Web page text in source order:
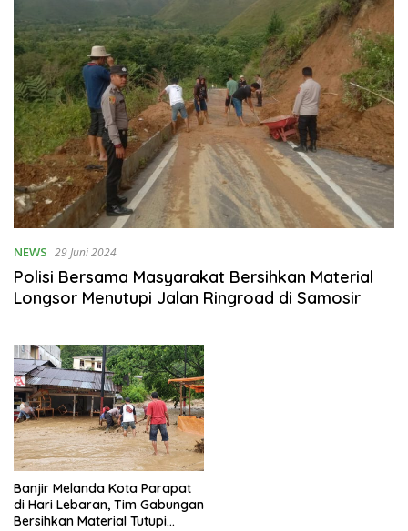
NEWS 29 Juni 2024
Polisi Bersama Masyarakat Bersihkan Material
Longsor Menutupi Jalan Ringroad di Samosir
Banjir Melanda Kota Parapat
di Hari Lebaran, Tim Gabungan
Bersihkan Material Tutupi